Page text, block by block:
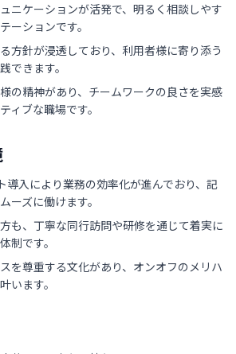
ニケーションが活発で、明るく相談しやす
ーションです。
方針が浸透しており、利用者様に寄り添う
できます。
の精神があり、チームワークの良さを実感
ィブな職場です。
導入により業務の効率化が進んでおり、記
ーズに働けます。
も、丁寧な同行訪問や研修を通じて着実に
制です。
を尊重する文化があり、オンオフのメリハ
います。